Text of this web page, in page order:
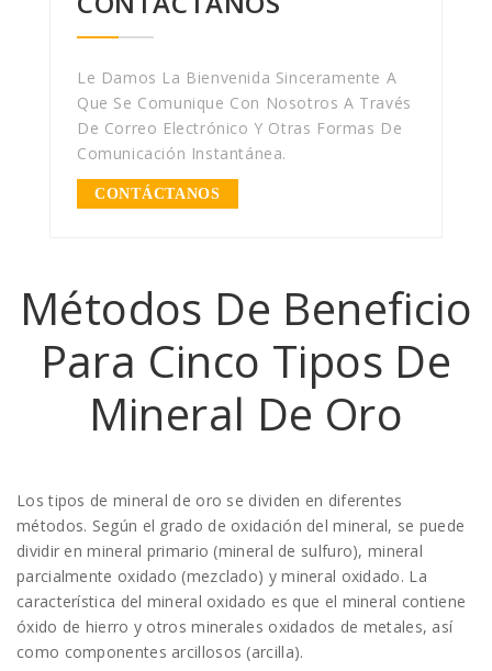
Le Damos La Bienvenida Sinceramente A
Que Se Comunique Con Nosotros A Través
De Correo Electrónico Y Otras Formas De
Comunicación Instantánea.
CONTÁCTANOS
Métodos De Beneficio
Para Cinco Tipos De
Mineral De Oro
Los tipos de mineral de oro se dividen en diferentes
métodos. Según el grado de oxidación del mineral, se puede
dividir en mineral primario (mineral de sulfuro), mineral
parcialmente oxidado (mezclado) y mineral oxidado. La
característica del mineral oxidado es que el mineral contiene
óxido de hierro y otros minerales oxidados de metales, así
como componentes arcillosos (arcilla).